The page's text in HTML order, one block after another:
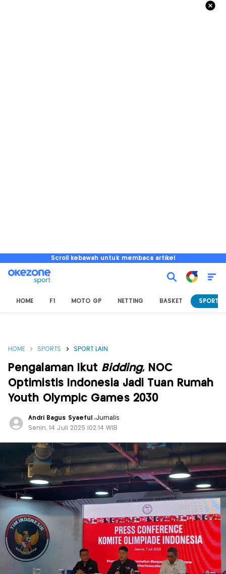
Scroll kebawah untuk membaca artikel
HOME F1 MOTO GP NETTING BASKET SPORT
HOME SPORTS SPORT LAIN
Pengalaman Ikut Bidding, NOC
Optimistis Indonesia Jadi Tuan Rumah
Youth Olympic Games 2030
Andri Bagus Syaeful ,Jurnalis
Senin, 14 Juli 2025 |02:14 WIB